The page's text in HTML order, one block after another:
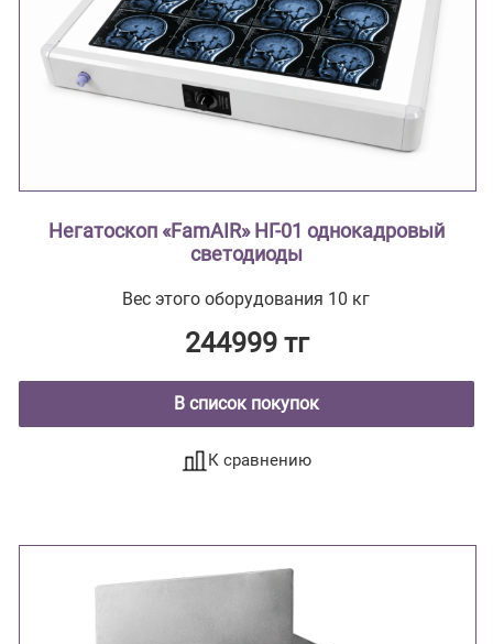
Негатоскоп «FamAIR» НГ-01 однокадровый
светодиоды
Вес этого оборудования 10 кг
244999 тг
В список покупок
К сравнению